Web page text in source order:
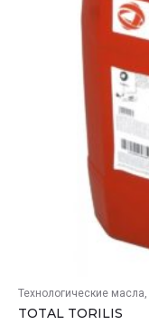
Технологические масла
TOTAL TORILIS